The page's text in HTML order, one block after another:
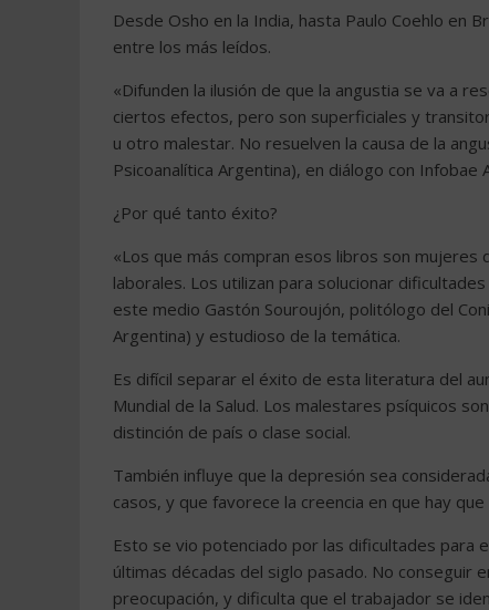
Desde Osho en la India, hasta Paulo Coehlo en
entre los más leídos.
«Difunden la ilusión de que la angustia se va a
ciertos efectos, pero son superficiales y
u otro malestar. No resuelven la causa de la
Psicoanalítica Argentina), en diálogo con Infobae
¿Por qué tanto éxito?
«Los que más compran esos libros son
laborales. Los utilizan para solucionar
este medio Gastón Souroujón, politólogo del
Argentina) y estudioso de la temática.
Es difícil separar el éxito de esta literatura del
Mundial de la Salud. Los malestares psíquicos
distinción de país o clase social.
También influye que la depresión sea
casos, y que favorece la creencia en que hay
Esto se vio potenciado por las dificultades para
últimas décadas del siglo pasado. No conseguir
preocupación, y dificulta que el trabajador se